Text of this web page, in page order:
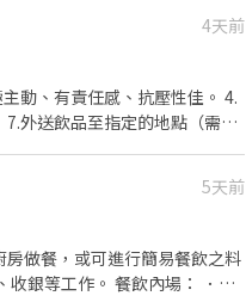
4天前
動、有責任感、抗壓性佳。 4.
外送飲品至指定的地點（需要
5天前
做餐，或可進行簡易餐飲之料
銀等工作。 餐飲內場： ．擔